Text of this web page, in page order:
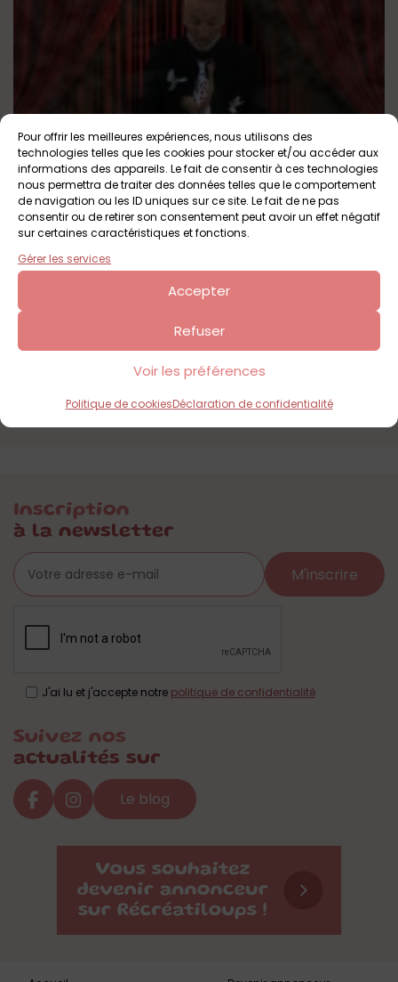
Pour offrir les meilleures expériences, nous utilisons des
technologies telles que les cookies pour stocker et/ou accéder aux
informations des appareils. Le fait de consentir à ces technologies
nous permettra de traiter des données telles que le comportement
de navigation ou les ID uniques sur ce site. Le fait de ne pas
consentir ou de retirer son consentement peut avoir un effet négatif
sur certaines caractéristiques et fonctions.
Gérer les services
Accepter
Refuser
Voir les préférences
Politique de cookiesDéclaration de confidentialité
Organitou, clown et magicien en Bretagne
Dès 3 ans
Inscription
à la newsletter
M'inscrire
J'ai lu et j'accepte notre politique de confidentialité
Suivez nos
actualités sur
Le blog